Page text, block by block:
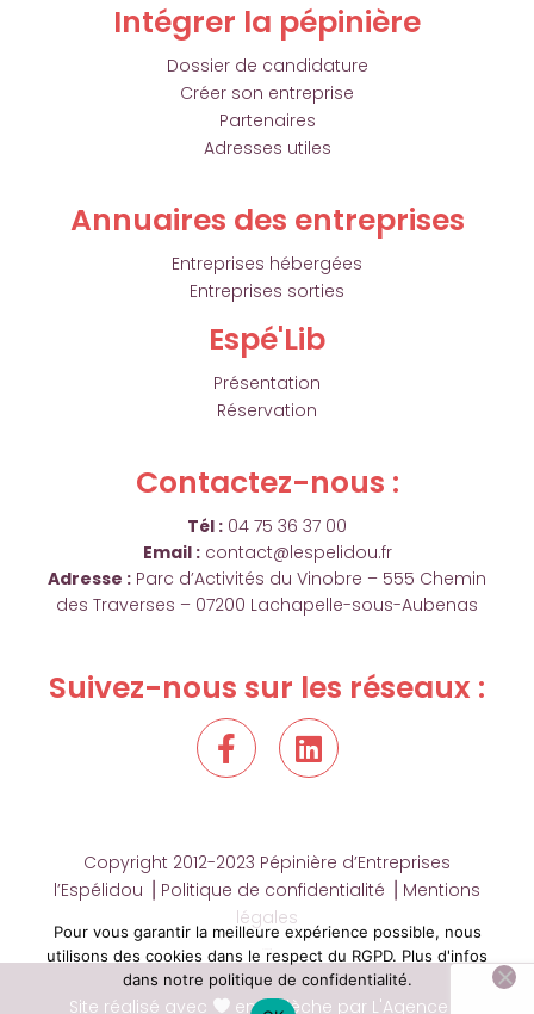
Intégrer la pépinière
Dossier de candidature
Créer son entreprise
Partenaires
Adresses utiles
Annuaires des entreprises
Entreprises hébergées
Entreprises sorties
Espé'Lib
Présentation
Réservation
Contactez-nous :
Tél : 04 75 36 37 00
Email : contact@lespelidou.fr
Adresse : Parc d’Activités du Vinobre – 555 Chemin
des Traverses – 07200 Lachapelle-sous-Aubenas
Suivez-nous sur les réseaux :
F
a
c
b
o
o
k
-
f
L
i
n
e
d
n
Copyright 2012-2023 Pépinière d’Entreprises
l’Espélidou ⎟ Politique de confidentialité
Mentions
légales
Site réalisé avec en Ardèche par L'Agence D
Pour vous garantir la meilleure expérience possible, nous
utilisons des cookies dans le respect du RGPD. Plus d'infos
dans notre politique de confidentialité.